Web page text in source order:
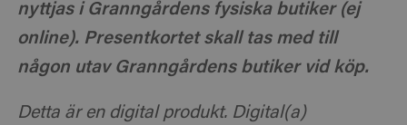
nyttjas i Granngårdens fysiska butiker (ej
online). Presentkortet skall tas med till
någon utav Granngårdens butiker vid köp.
Detta är en digital produkt. Digital(a)